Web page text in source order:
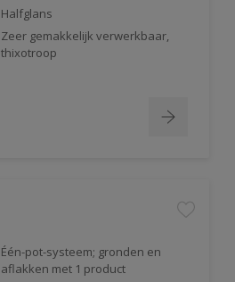
Halfglans
Zeer gemakkelijk verwerkbaar,
thixotroop
Één-pot-systeem; gronden en
aflakken met 1 product